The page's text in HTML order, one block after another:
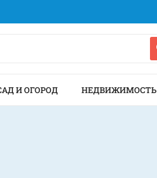
И ОГОРОД НЕДВИЖИМОСТЬ